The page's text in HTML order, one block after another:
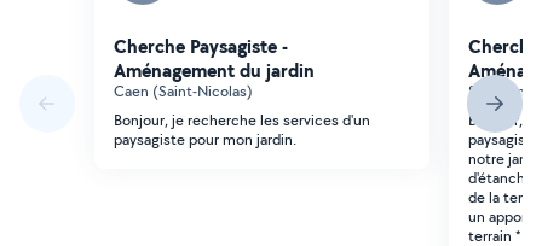
Cherche Paysagiste -
Aménagement du jardin
Caen (Saint-Nicolas)
Bonjour, je recherche les services d'un
paysagiste pour mon jardin.
Saint-
Bonjour,
notre
de la terre
un apport
terrain *